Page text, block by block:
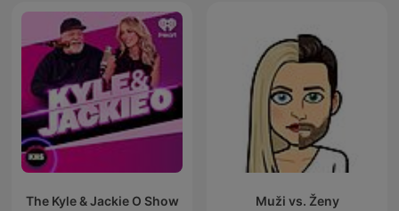
Muži vs. Ženy
The Kyle & Jackie O Show